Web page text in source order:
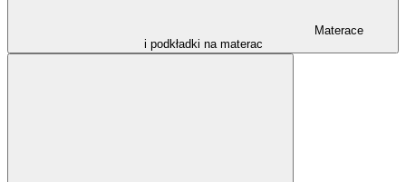
Materace
i podkładki na materac